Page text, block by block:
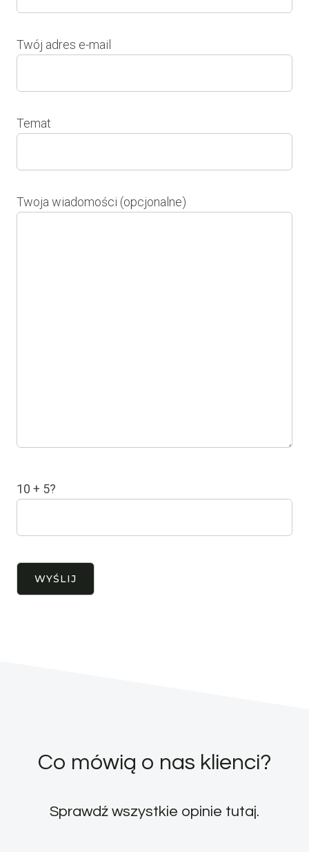
Twój adres e-mail
Temat
Twoja wiadomości (opcjonalne)
10 + 5?
Co mówią o nas klienci?
Sprawdź wszystkie opinie tutaj.